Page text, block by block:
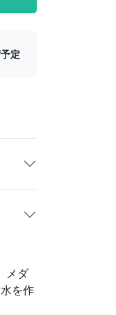
定
メダ
を作